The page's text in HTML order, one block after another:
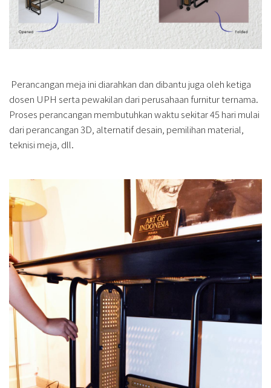
Perancangan meja ini diarahkan dan dibantu juga oleh ketiga
dosen UPH serta pewakilan dari perusahaan furnitur ternama.
Proses perancangan membutuhkan waktu sekitar 45 hari mulai
dari perancangan 3D, alternatif desain, pemilihan material,
teknisi meja, dll.